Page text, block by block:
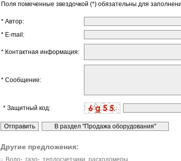
Поля помеченные звездочкой (*) обязательны для
* Автор:
* E-mail:
* Контактная информация:
* Сообщение:
* Защитный код:
Другие предложения:
Водо-, газо-, теплосчетчики, расходомеры